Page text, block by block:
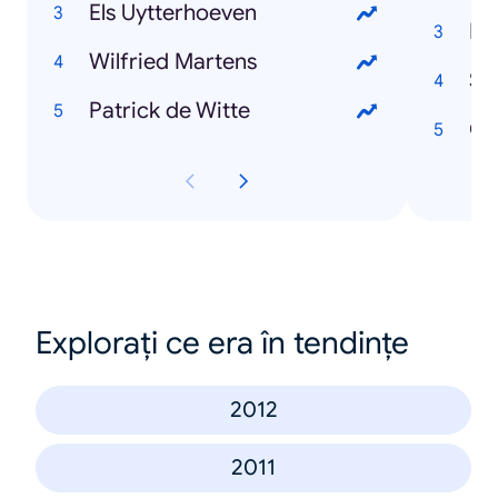
Els Uytterhoeven
Wilfried Martens
Patrick de Witte
Explorați ce era în tendințe
2012
2011